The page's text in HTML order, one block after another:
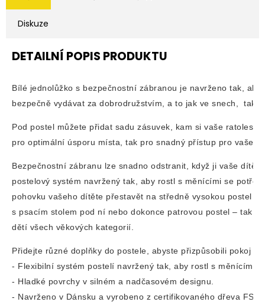
Diskuze
DETAILNÍ POPIS PRODUKTU
Bílé jednolůžko s bezpečnostní zábranou je navrženo tak,
bezpečně vydávat za dobrodružstvím, a to jak ve snech,  tak
Pod postel můžete přidat sadu zásuvek, kam si vaše ratolest
pro optimální úsporu místa, tak pro snadný přístup pro vaše
Bezpečnostní zábranu lze snadno odstranit, když ji vaše dítě
postelový systém navržený tak, aby rostl s měnícími se
pohovku vašeho dítěte přestavět na středně vysokou postel
s psacím stolem pod ní nebo dokonce patrovou postel – tak,
dětí všech věkových kategorií.
Přidejte různé doplňky do postele, abyste přizpůsobili pokoj
- Flexibilní systém postelí navržený tak, aby rostl s měnícími
- Hladké povrchy v silném a nadčasovém designu.
- Navrženo v Dánsku a vyrobeno z certifikovaného dřeva